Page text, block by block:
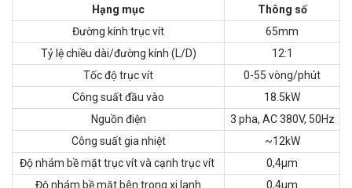
Hạng mục
Thông số
Đường kính trục vít
65mm
Tỷ lệ chiều dài/đường kính (L/D)
12:1
Tốc độ trục vít
0-55 vòng/phút
Công suất đầu vào
18.5kW
Nguồn điện
3 pha, AC 380V, 50Hz
Công suất gia nhiệt
~12kW
Độ nhám bề mặt trục vít và cạnh trục vít
0,4μm
Độ nhám bề mặt bên trong xi lanh
0,4μm